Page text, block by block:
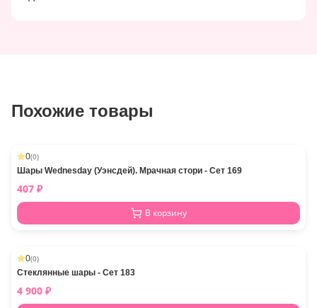
Похожие товары
0(0)
Шары Wednesday (Уэнсдей). Мрачная стори - Сет 169
407 ₽
В корзину
0(0)
Стеклянные шары - Сет 183
4 900 ₽